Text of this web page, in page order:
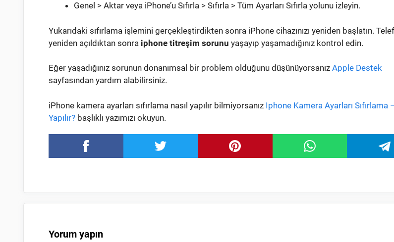
Genel > Aktar veya iPhone’u Sıfırla > Sıfırla > Tüm Ayarları Sıfırla yolunu izleyin.
Yukarıdaki sıfırlama işlemini gerçekleştirdikten sonra iPhone cihazınızı yeniden başlatın.
yeniden açıldıktan sonra iphone titreşim sorunu yaşayıp yaşamadığınız kontrol edin.
Eğer yaşadığınız sorunun donanımsal bir problem olduğunu düşünüyorsanız Apple Destek
sayfasından yardım alabilirsiniz.
iPhone kamera ayarları sıfırlama nasıl yapılır bilmiyorsanız Iphone Kamera Ayarları Sıfırlama
Yapılır? başlıklı yazımızı okuyun.
Yorum yapın